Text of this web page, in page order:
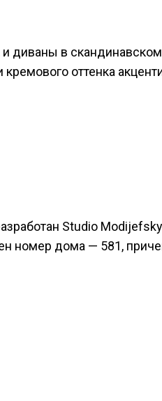
в
оттенка
Studio
номер дома — 581,